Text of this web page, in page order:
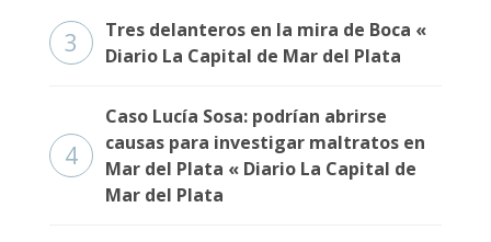
3
Tres delanteros en la mira de Boca «
Diario La Capital de Mar del Plata
4
Caso Lucía Sosa: podrían abrirse
causas para investigar maltratos en
Mar del Plata « Diario La Capital de
Mar del Plata